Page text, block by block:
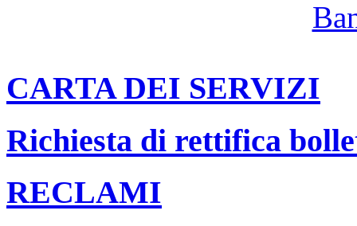
CARTA DEI SERVIZI
Richiesta di rettifica
RECLAMI